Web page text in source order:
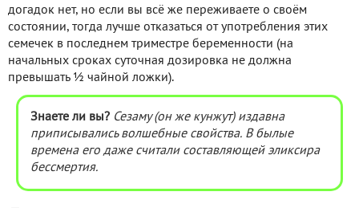
догадок нет, но если вы всё же переживаете о своём
состоянии, тогда лучше отказаться от употребления этих
семечек в последнем триместре беременности (на
начальных сроках суточная дозировка не должна
превышать ½ чайной ложки).
Знаете ли вы? Сезаму (он же кунжут) издавна
приписывались волшебные свойства. В былые
времена его даже считали составляющей эликсира
бессмертия.